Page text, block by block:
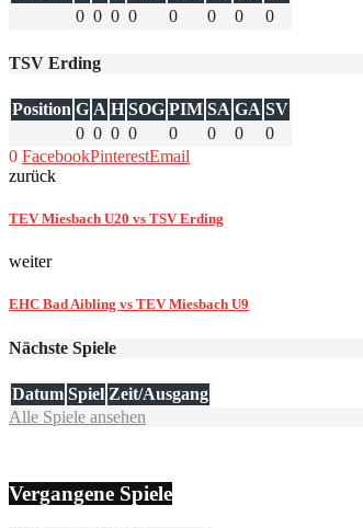
0 0 0 0 0 0 0 0
TSV Erding
Position G A H SOG PIM SA GA SV
0 0 0 0 0 0 0
0
0 FacebookPinterestEmail
zurück
TEV Miesbach U20 vs TSV Erding
weiter
EHC Bad Aibling vs TEV Miesbach U9
Nächste Spiele
Datum Spiel Zeit/Ausgang
Alle Spiele ansehen
Vergangene Spiele